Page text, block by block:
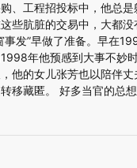
、工程招投标中，他总
这些肮脏的交易中，大
事发”早做了准备。早在
年他预感到大事不妙
他的女儿张芳也以陪伴
移藏匿。 好多当官的总